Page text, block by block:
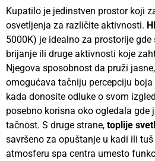
Kupatilo je jedinstven prostor koji
osvetljenja za različite aktivnosti.
5000K) je idealno za prostorije
brijanje ili druge aktivnosti koje
Njegova sposobnost da pruži
omogućava tačniju percepciju
kada donosite odluke o svom
posebno korisna oko ogledala gde
tačnost. S druge strane, toplije
savršeno za opuštanje u kadi ili
atmosferu spa centra umesto